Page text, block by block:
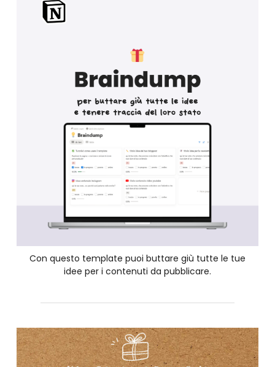
Con questo template puoi buttare giù tutte le tue
idee per i contenuti da pubblicare.